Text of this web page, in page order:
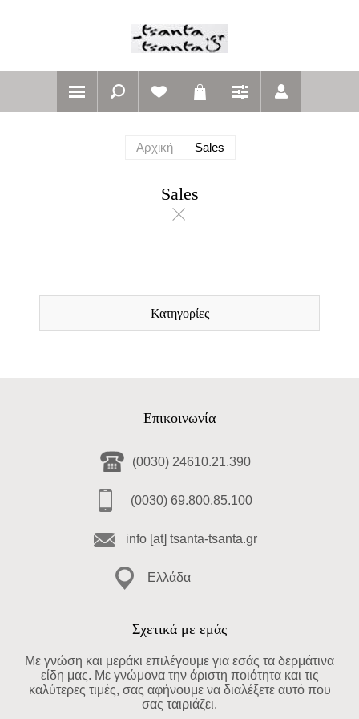
Αρχική Sales
Sales
Κατηγορίες
Επικοινωνία
(0030) 24610.21.390
(0030) 69.800.85.100
info [at] tsanta-tsanta.gr
Ελλάδα
Σχετικά με εμάς
Με γνώση και μεράκι επιλέγουμε για εσάς τα δερμάτινα
είδη μας. Με γνώμονα την άριστη ποιότητα και τις
καλύτερες τιμές, σας αφήνουμε να διαλέξετε αυτό που
σας ταιριάζει.